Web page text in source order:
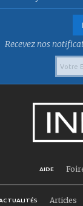
Recevez nos
AIDE
Articles